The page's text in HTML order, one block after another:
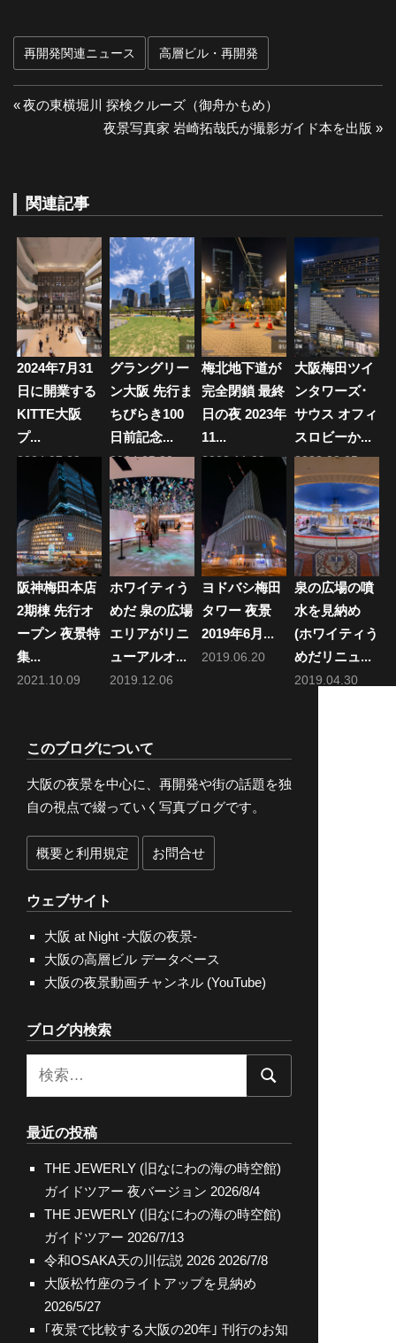
再開発関連ニュース 高層ビル・再開発
投
ビ
ゲ
ー
シ
ョ
ン
前
夜の東横堀川 探検クルーズ（御舟かもめ）
次
夜景写真家 岩崎拓哉氏が撮影ガイド本を出版
関連記事
2024年7月31
日に開業する
KITTE大阪
プ...
2024.07.30
グラングリー
ン大阪 先行ま
ちびらき100
日前記念...
2024.05.30
梅北地下道が
完全閉鎖 最終
日の夜 2023年
11...
2023.11.09
大阪梅田ツイ
ンタワーズ･
サウス オフィ
スロビーか...
2022.03.25
阪神梅田本店
2期棟 先行オ
ープン 夜景特
集...
2021.10.09
ホワイティう
めだ 泉の広場
エリアがリニ
ューアルオ...
2019.12.06
ヨドバシ梅田
タワー 夜景
2019年6月...
2019.06.20
泉の広場の噴
水を見納め
(ホワイティう
めだリニュ...
2019.04.30
このブログについて
大阪の夜景を中心に、再開発や街の話題を独
自の視点で綴っていく写真ブログです。
概要と利用規定 お問合せ
ウェブサイト
大阪 at Night -大阪の夜景-
大阪の高層ビル データベース
大阪の夜景動画チャンネル (YouTube)
ブログ内検索
検
最近の投稿
THE JEWERLY (旧なにわの海の時空館)
ガイドツアー 夜バージョン 2026/8/4
THE JEWERLY (旧なにわの海の時空館)
ガイドツアー 2026/7/13
令和OSAKA天の川伝説 2026 2026/7/8
大阪松竹座のライトアップを見納め
2026/5/27
｢夜景で比較する大阪の20年｣ 刊行のお知